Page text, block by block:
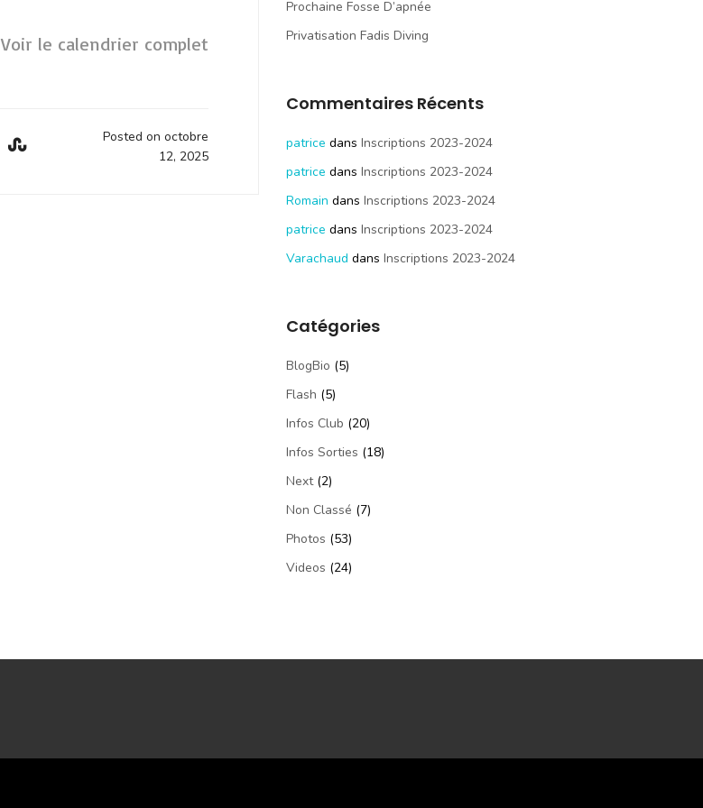
Voir le calendrier complet
Posted on octobre
12, 2025
Prochaine Fosse D’apnée
Privatisation Fadis Diving
Commentaires Récents
patrice dans Inscriptions 2023-2024
patrice dans Inscriptions 2023-2024
Romain dans Inscriptions 2023-2024
patrice dans Inscriptions 2023-2024
Varachaud dans Inscriptions 2023-2024
Catégories
BlogBio (5)
Flash (5)
Infos Club (20)
Infos Sorties (18)
Next(2)
Non Classé (7)
Photos (53)
Videos (24)